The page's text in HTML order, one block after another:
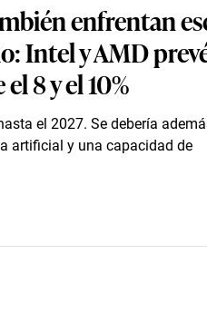
enfrentan
Intel y AMD
8 y el 10%
el 2027. Se debería
artificial y una capacidad de